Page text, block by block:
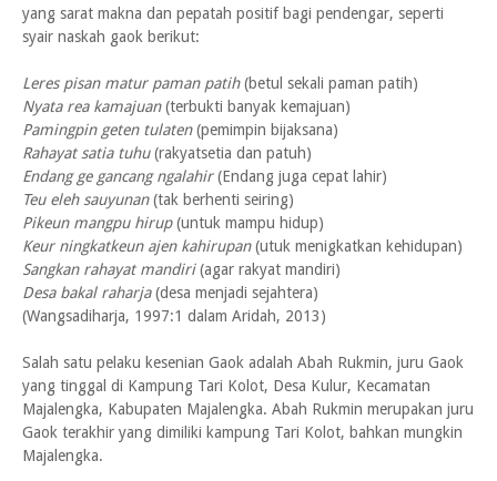
yang sarat makna dan pepatah positif bagi pendengar, seperti
syair naskah gaok berikut:
Leres pisan matur paman patih(betul sekali paman patih)
Nyata rea kamajuan(terbukti banyak kemajuan)
Pamingpin geten tulaten(pemimpin bijaksana)
Rahayat satia tuhu(rakyatsetia dan patuh)
Endang ge gancang ngalahir(Endang juga cepat lahir)
Teu eleh sauyunan(tak berhenti seiring)
Pikeun mangpu hirup(untuk mampu hidup)
Keur ningkatkeun ajen kahirupan(utuk menigkatkan kehidupan)
Sangkan rahayat mandiri(agar rakyat mandiri)
Desa bakal raharja(desa menjadi sejahtera)
(Wangsadiharja, 1997:1 dalam Aridah, 2013)
Salah satu pelaku kesenian Gaok adalah Abah Rukmin, juru Gaok
yang tinggal di Kampung Tari Kolot, Desa Kulur, Kecamatan
Majalengka, Kabupaten Majalengka. Abah Rukmin merupakan juru
Gaok terakhir yang dimiliki kampung Tari Kolot, bahkan mungkin
Majalengka.